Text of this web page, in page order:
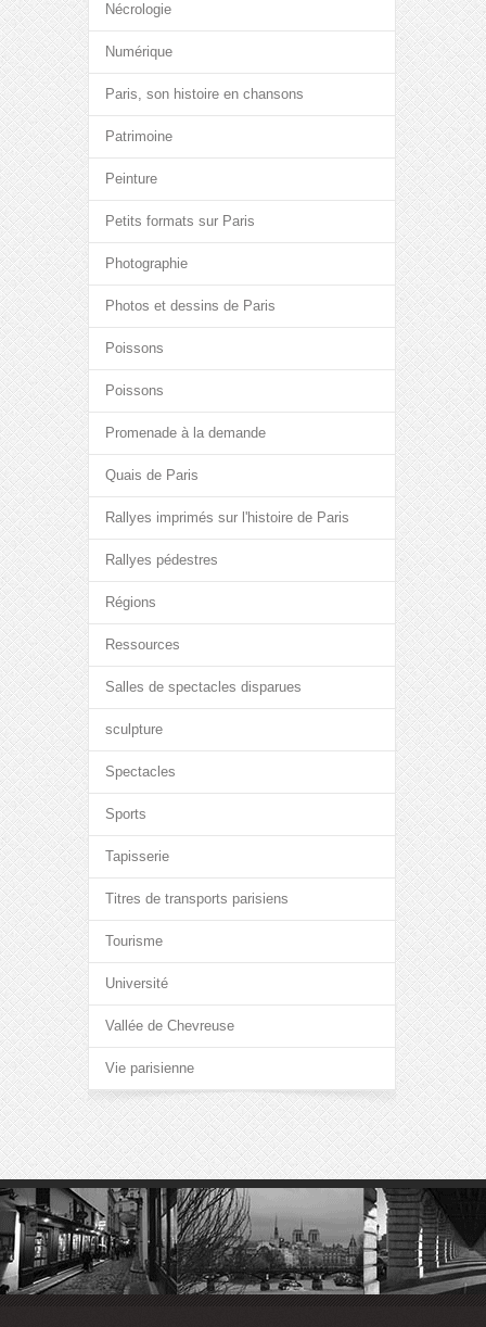
Nécrologie
Numérique
Paris, son histoire en chansons
Patrimoine
Peinture
Petits formats sur Paris
Photographie
Photos et dessins de Paris
Poissons
Poissons
Promenade à la demande
Quais de Paris
Rallyes imprimés sur l'histoire de Paris
Rallyes pédestres
Régions
Ressources
Salles de spectacles disparues
sculpture
Spectacles
Sports
Tapisserie
Titres de transports parisiens
Tourisme
Université
Vallée de Chevreuse
Vie parisienne